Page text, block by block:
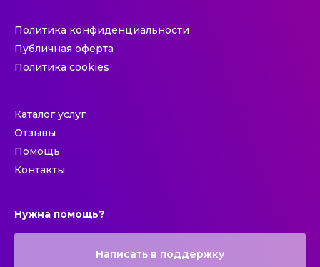
Политика конфиденциальности
Публичная оферта
Политика cookies
Каталог услуг
Отзывы
Помощь
Контакты
Нужна помощь?
Написать в поддержку